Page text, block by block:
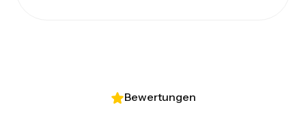
Bewertungen